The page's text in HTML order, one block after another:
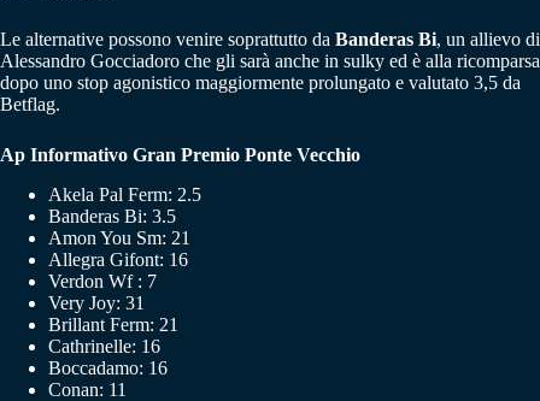
Le alternative possono venire soprattutto da Banderas Bi, un allievo di
Alessandro Gocciadoro che gli sarà anche in sulky ed è alla ricomparsa
dopo uno stop agonistico maggiormente prolungato e valutato 3,5 da
Betflag.
Ap Informativo Gran Premio Ponte Vecchio
Akela Pal Ferm: 2.5
Banderas Bi: 3.5
Amon You Sm: 21
Allegra Gifont: 16
Verdon Wf : 7
Very Joy: 31
Brillant Ferm: 21
Cathrinelle: 16
Boccadamo: 16
Conan: 11